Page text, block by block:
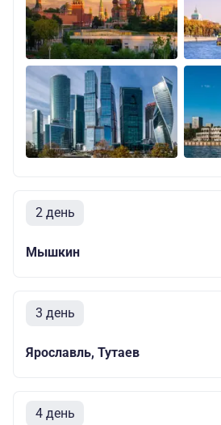
2 день
Мышкин
3 день
Ярославль, Тутаев
4 день